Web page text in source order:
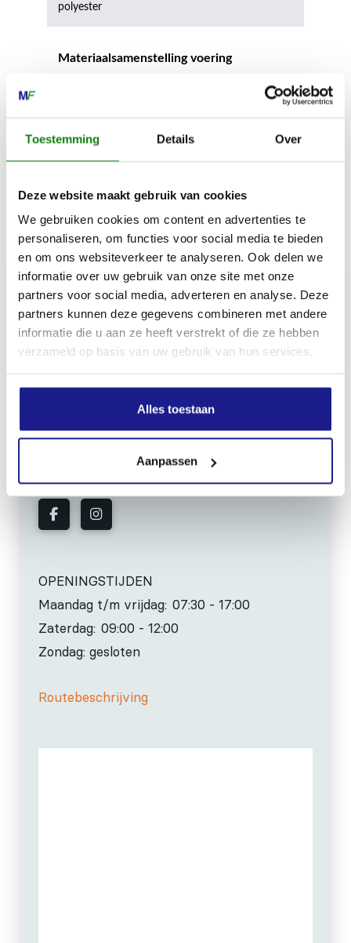
Toestemming Details Over
Deze website maakt gebruik van cookies
We gebruiken cookies om content en advertenties te
personaliseren, om functies voor social media te bieden
en om ons websiteverkeer te analyseren. Ook delen we
informatie over uw gebruik van onze site met onze
partners voor social media, adverteren en analyse. Deze
partners kunnen deze gegevens combineren met andere
informatie die u aan ze heeft verstrekt of die ze hebben
verzameld op basis van uw gebruik van hun services.
Alles toestaan
Aanpassen
polyester
Materiaalsamenstelling voering
Snijbeschermingsklasse
Inhoud door
MECHANISATIE FRANEKER
Kiehoek 26
info@mechanisatiefraneker.nl
06-83139573
OPENINGSTIJDEN
Maandag t/m vrijdag: 07:30 - 17:00
Zaterdag: 09:00 - 12:00
Zondag: gesloten
Routebeschrijving